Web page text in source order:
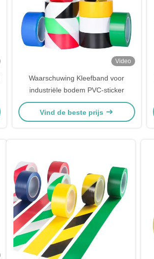
Video
Waarschuwing Kleefband voor
industriële bodem PVC-sticker
Vind de beste prijs